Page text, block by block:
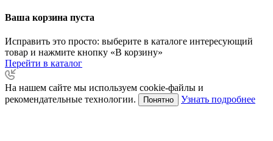
Ваша корзина пуста
Исправить это просто: выберите в каталоге интересующий
товар и нажмите кнопку «В корзину»
Перейти в каталог
На нашем сайте мы используем cookie-файлы и
рекомендательные технологии.
Понятно Узнать подробнее